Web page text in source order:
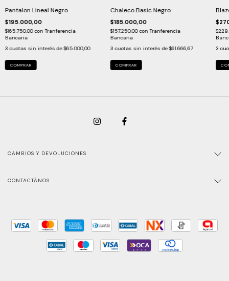
Pantalon Lineal Negro
$195.000,00
$165.750,00con Tranferencia
Bancaria
3 cuotas sin interés de$65.000,00
COMPRAR
Chaleco Basic Negro
$185.000,00
$157.250,00con Tranferencia
Bancaria
3 cuotas sin interés de$61.666,67
COMPRAR
3
CAMBIOS Y DEVOLUCIONES
CONTACTÁNOS